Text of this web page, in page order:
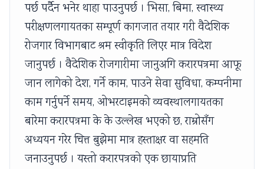
पर्छ पर्दैन भनेर थाहा पाउनुपर्छ । भिसा, बिमा, स्वास्थ्य
परीक्षणलगायतका सम्पूर्ण कागजात तयार गरी वैदेशिक
रोजगार विभागबाट श्रम स्वीकृति लिएर मात्र विदेश
जानुपर्छ । वैदेशिक रोजगारीमा जानुअगि करारपत्रमा आफू
जान लागेको देश, गर्ने काम, पाउने सेवा सुविधा, कम्पनीमा
काम गर्नुपर्ने समय, ओभरटाइमको व्यवस्थालगायतका
बारेमा करारपत्रमा के के उल्लेख भएको छ, राम्रोसँग
अध्ययन गरेर चित्त बुझेमा मात्र हस्ताक्षर वा सहमति
जनाउनुपर्छ । यस्तो करारपत्रको एक छायाप्रति